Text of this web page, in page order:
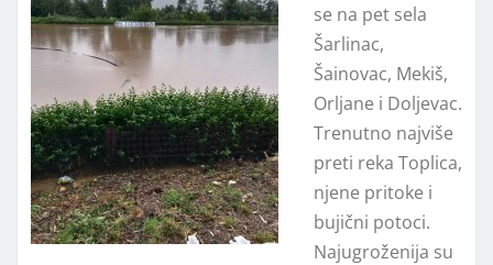
se na pet sela
Šarlinac,
Šainovac, Mekiš,
Orljane i Doljevac.
Trenutno najviše
preti reka Toplica,
njene pritoke i
bujični potoci.
Najugroženija su